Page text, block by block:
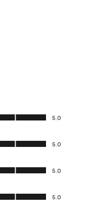
5.0
5.0
5.0
5.0